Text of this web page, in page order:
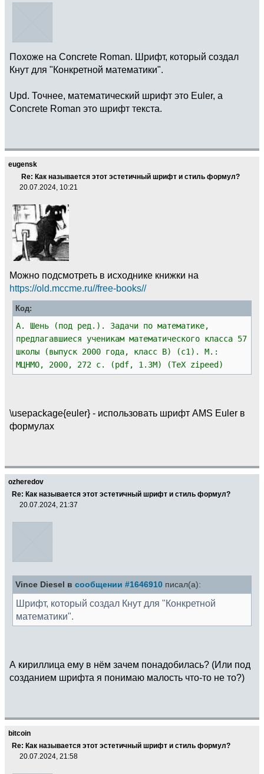
Похоже на Concrete Roman. Шрифт, который создал
Кнут для "Конкретной математики".
Upd. Точнее, математический шрифт это Euler, а
Concrete Roman это шрифт текста.
eugensk
Re: Как называется этот эстетичный шрифт и стиль формул?
20.07.2024, 10:21
Можно подсмотреть в исходнике книжки на
https://old.mccme.ru//free-books//
Код:
А. Шень (под ред.). Задачи по математике,
предлагавшиеся ученикам математического класса 57
школы (выпуск 2000 года, класс В) (c1). М.:
МЦНМО, 2000, 272 с. (pdf, 1.3M) (TeX zipeed)
\usepackage{euler} - использовать шрифт AMS Euler в
формулах
ozheredov
Re: Как называется этот эстетичный шрифт и стиль формул?
20.07.2024, 21:37
Vince Diesel в сообщении #1646910 писал(а):
Шрифт, который создал Кнут для "Конкретной
математики".
А кириллица ему в нём зачем понадобилась? (Или под
созданием шрифта я понимаю малость что-то не то?)
bitcoin
Re: Как называется этот эстетичный шрифт и стиль формул?
20.07.2024, 21:58